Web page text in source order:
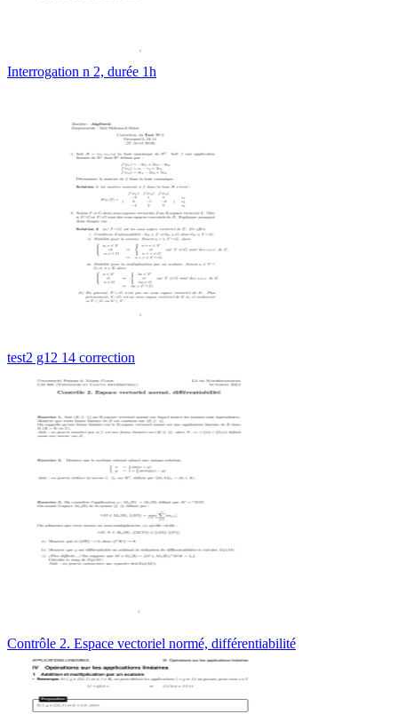
Interrogation n 2, durée 1h
test2 g12 14 correction
Contrôle 2. Espace vectoriel normé, différentiabilité